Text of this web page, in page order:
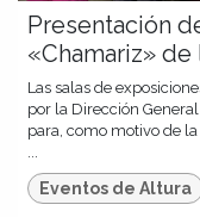
Presentación
«Chamariz»
Las salas de
por la Dirección
para, como motivo de
...
Eventos de Altura